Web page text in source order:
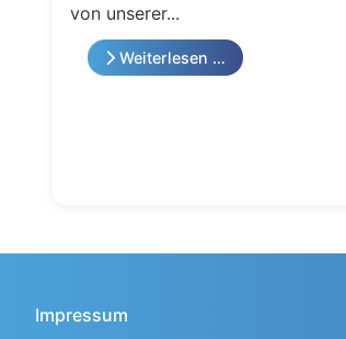
von unserer...
Weiterlesen …
Impressum